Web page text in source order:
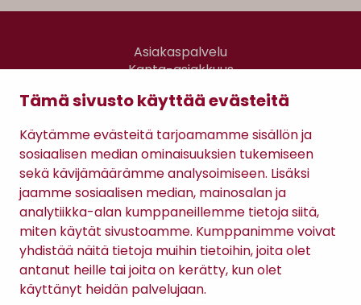
Tämä sivusto käyttää evästeitä
Käytämme evästeitä tarjoamamme sisällön ja
sosiaalisen median ominaisuuksien tukemiseen
sekä kävijämäärämme analysoimiseen. Lisäksi
jaamme sosiaalisen median, mainosalan ja
analytiikka-alan kumppaneillemme tietoja siitä,
miten käytät sivustoamme. Kumppanimme voivat
yhdistää näitä tietoja muihin tietoihin, joita olet
antanut heille tai joita on kerätty, kun olet
käyttänyt heidän palvelujaan.
Asiakaspalvelu
Kanta-asiakkuus
Gomee Ratsula Café
Sopimusehdot
Tietosuojaseloste
Maksutavat